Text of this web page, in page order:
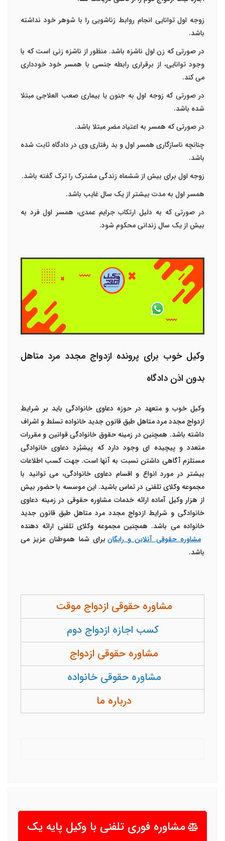
زوجه اول توانایی انجام روابط زناشویی را با شوهر خود نداشته
باشد.
در صورتی که زن اول ناشزه باشد. منظور از ناشزه زنی است که با
وجود توانایی، از برقراری رابطه جنسی با همسر خود خودداری
می کند.
در صورتی که زوجه اول به جنون یا بیماری صعب العلاجی مبتلا
شده باشد.
در صورتی که همسر به اعتیاد مضر مبتلا باشد.
چنانچه ناسازگاری همسر اول و بد رفتاری وی در دادگاه ثابت شده
باشد.
زوجه اول برای بیش از ششماه زندگی مشترک را ترک گفته باشد.
همسر اول به مدت بیشتر از یک سال غایب باشد.
در صورتی که به دلیل ارتکاب جرایم عمدی، همسر اول فرد به
بیش از یک سال زندانی محکوم شود.
وکیل خوب برای پرونده ازدواج مجدد مرد متاهل
بدون اذن دادگاه
وکیل خوب و متعهد در حوزه دعاوی خانوادگی باید بر شرایط
ازدواج مجدد مرد متاهل طبق قانون جدید خانواده تسلط و اشراف
داشته باشد. همچنین در زمینه حقوق خانوادگی قوانین و مقررات
متعدد و پیچیده ای وجود دارد که پیشبُرد دعاوی خانوادگی
مستلزم آگاهی داشتن نسبت به آنها است. جهت کسب اطلاعات
بیشتر در مورد انواع و اقسام دعاوی خانوادگی، می توانید با
مجموعه وکلای تلفنی در تماس باشید. این موسسه با حضور بیش
از هزار وکیل آماده ارائه خدمات مشاوره حقوقی در زمینه دعاوی
خانوادگی و شرایط ازدواج مجدد مرد متاهل طبق قانون جدید
خانواده می باشد. همچنین مجموعه وکلای تلفنی ارائه دهنده
مشاوره حقوقی آنلاین و رایگان برای شما هموطنان عزیز می
باشد.
مشاوره حقوقی ازدواج موقت
کسب اجازه ازدواج دوم
مشاوره حقوقی ازدواج
مشاوره حقوقی خانواده
درباره ما
مشاوره فوری تلفنی با وکیل پایه یک